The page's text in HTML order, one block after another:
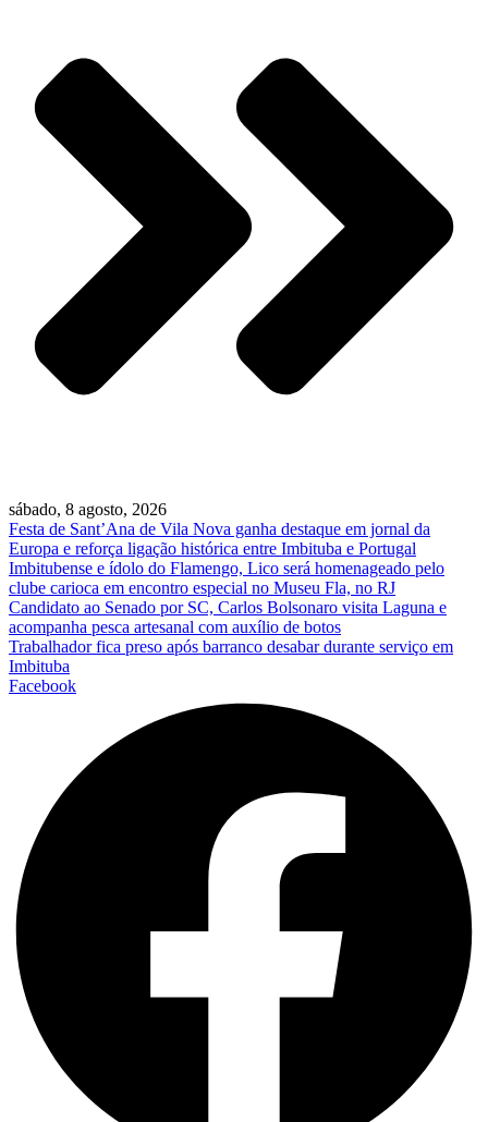
sábado, 8 agosto, 2026
Festa de Sant’Ana de Vila Nova ganha destaque em jornal da
Europa e reforça ligação histórica entre Imbituba e Portugal
Imbitubense e ídolo do Flamengo, Lico será homenageado pelo
clube carioca em encontro especial no Museu Fla, no RJ
Candidato ao Senado por SC, Carlos Bolsonaro visita Laguna e
acompanha pesca artesanal com auxílio de botos
Trabalhador fica preso após barranco desabar durante serviço em
Imbituba
Facebook